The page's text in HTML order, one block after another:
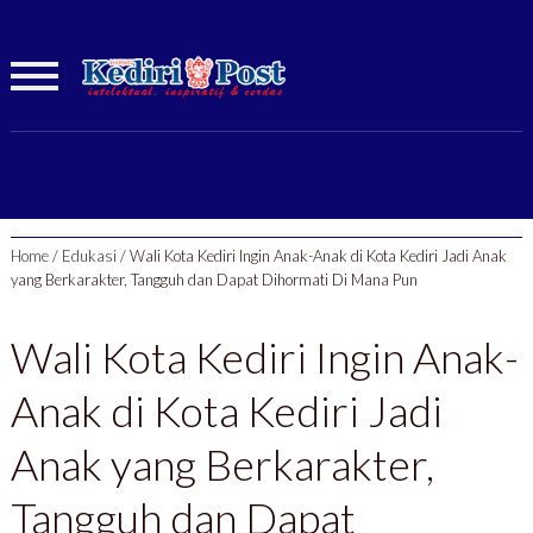
Home/ Edukasi /Wali Kota Kediri Ingin Anak-Anak di Kota Kediri Jadi Anak
yang Berkarakter, Tangguh dan Dapat Dihormati Di Mana Pun
Wali Kota Kediri Ingin Anak-
Anak di Kota Kediri Jadi
Anak yang Berkarakter,
Tangguh dan Dapat